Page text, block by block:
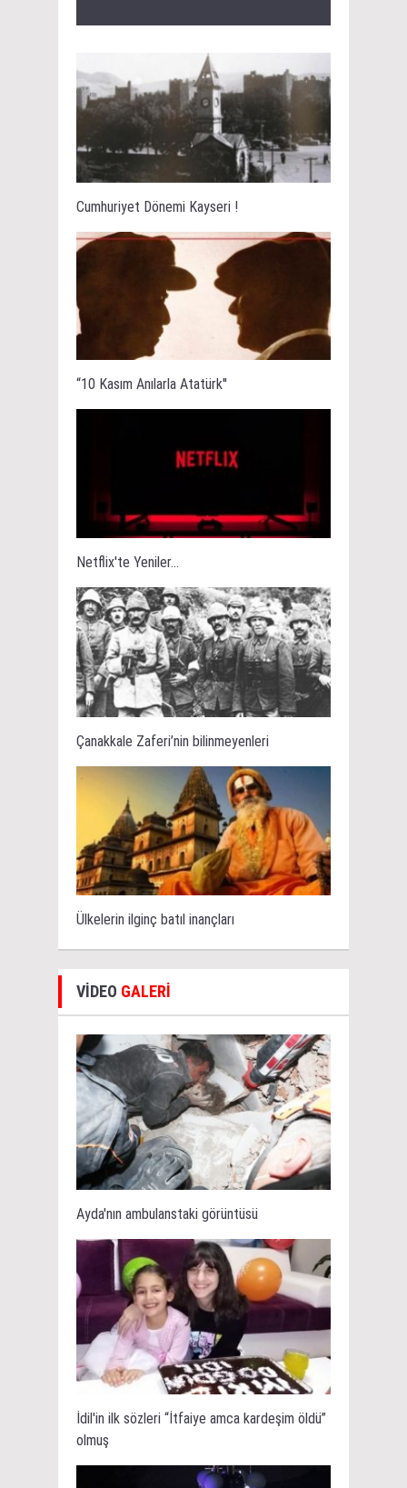
Cumhuriyet Dönemi Kayseri !
“10 Kasım Anılarla Atatürk''
Netflix'te Yeniler...
Çanakkale Zaferi’nin bilinmeyenleri
Ülkelerin ilginç batıl inançları
VİDEO GALERİ
Ayda'nın ambulanstaki görüntüsü
İdil'in ilk sözleri “İtfaiye amca kardeşim öldü”
olmuş